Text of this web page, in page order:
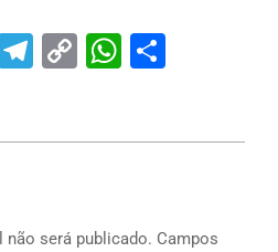
Telegram
Copy
não será publicado. Campos